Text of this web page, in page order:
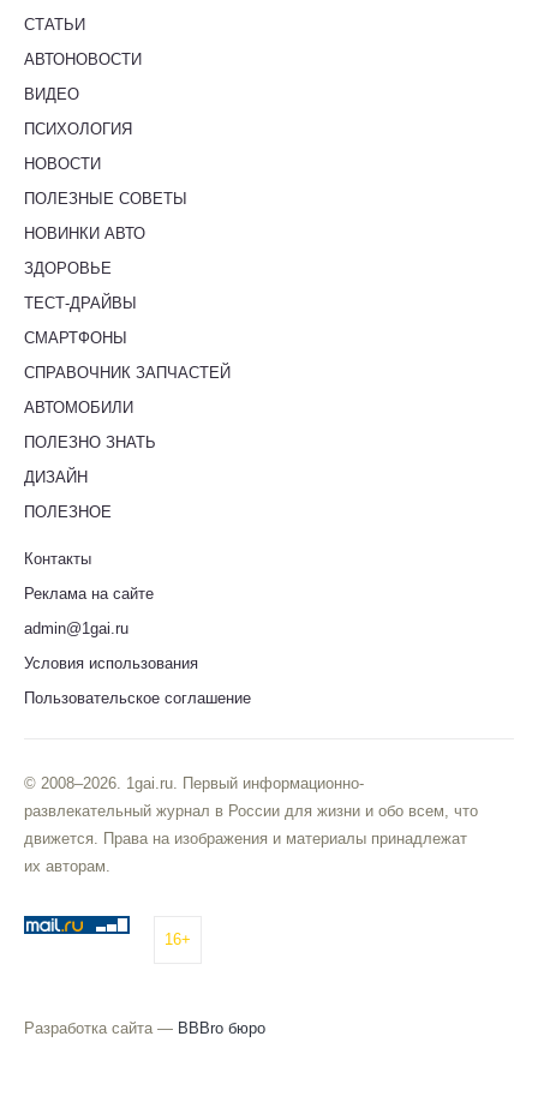
СТАТЬИ
АВТОНОВОСТИ
ВИДЕО
ПСИХОЛОГИЯ
НОВОСТИ
ПОЛЕЗНЫЕ СОВЕТЫ
НОВИНКИ АВТО
ЗДОРОВЬЕ
ТЕСТ-ДРАЙВЫ
СМАРТФОНЫ
СПРАВОЧНИК ЗАПЧАСТЕЙ
АВТОМОБИЛИ
ПОЛЕЗНО ЗНАТЬ
ДИЗАЙН
ПОЛЕЗНОЕ
Контакты
Реклама на сайте
admin@1gai.ru
Условия использования
Пользовательское соглашение
© 2008–2026. 1gai.ru. Первый информационно-
развлекательный журнал в России для жизни и обо всем, что
движется. Права на изображения и материалы принадлежат
их авторам.
16+
Разработка сайта — BBBro бюро